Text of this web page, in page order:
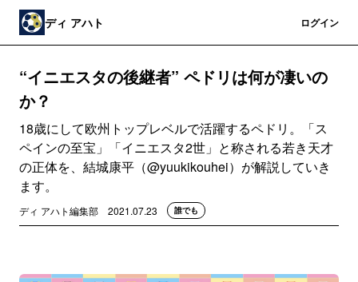
ディ アハト ログイン
“イニエスタの後継者” ペドリは何が凄いの
か？
18歳にして欧州トップレベルで活躍するペドリ。「ス
ペインの至宝」「イニエスタ2世」と称される若き天才
の正体を、結城康平（@yuukikouhei）が解説していき
ます。
ディ アハト編集部 2021.07.23 誰でも